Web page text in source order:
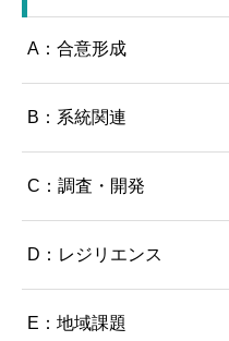
A：合意形成
B：系統関連
C：調査・開発
D：レジリエンス
E：地域課題